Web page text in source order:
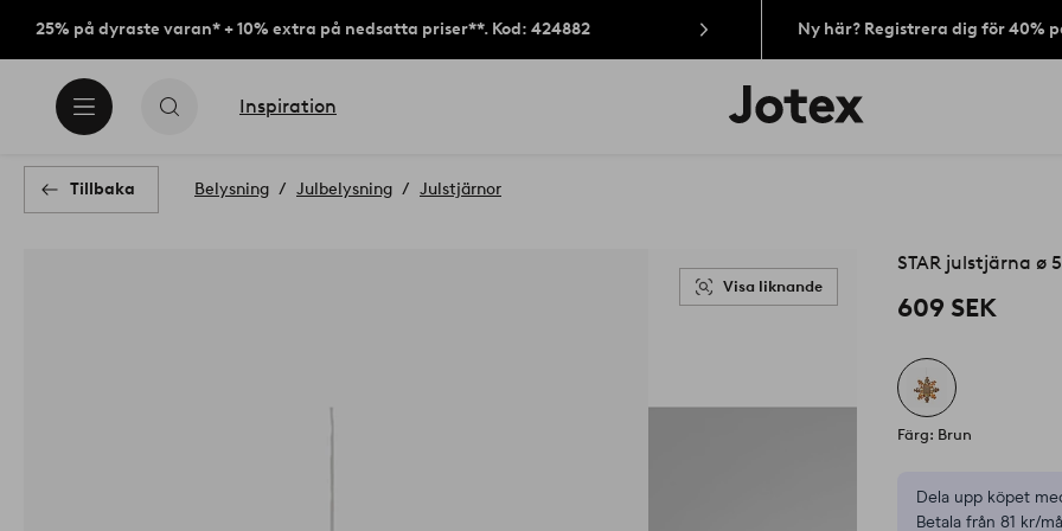
25% på dyraste varan* + 10% extra på nedsatta priser**. Kod: 424882 Ny här? Registrera dig för 40%
Inspiration
Jotex
logotyp
Tillbaka Belysning Julbelysning Julstjärnor
Visa liknande
STAR julstjärna ø
609 SEK
Färg: Brun
Dela upp köpet
Betala från 81 kr/